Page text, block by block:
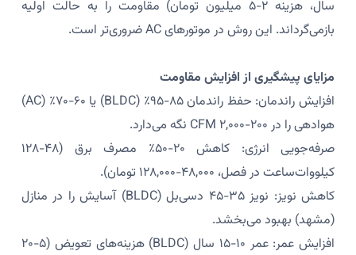
سال، هزینه ۲-۵ میلیون تومان) مقاومت را به حالت اولیه
بازمی‌گرداند. این روش در موتورهای AC ضروری‌تر است.
مزایای پیشگیری از افزایش مقاومت
افزایش راندمان: حفظ راندمان ۸۵-۹۵٪ (BLDC) یا ۶۰-۷۰٪ (AC)
هوادهی را در ۲۰۰-۲,۰۰۰ CFM نگه می‌دارد.
صرفه‌جویی انرژی: کاهش ۲۰-۵۰٪ مصرف برق (۴۸-۱۲۸
کیلووات‌ساعت در فصل، ۴۸,۰۰۰-۱۲۸,۰۰۰ تومان).
کاهش نویز: نویز ۳۵-۴۵ دسی‌بل (BLDC) آسایش را در منازل
(مشهد) بهبود می‌بخشد.
افزایش عمر: عمر ۱۰-۱۵ سال (BLDC) هزینه‌های تعویض (۵-۲۰